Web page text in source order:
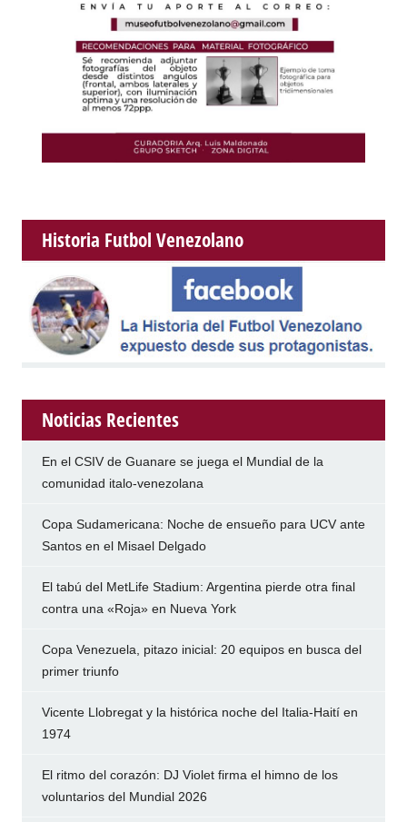
Historia Futbol Venezolano
Noticias Recientes
En el CSIV de Guanare se juega el Mundial de la
comunidad italo-venezolana
Copa Sudamericana: Noche de ensueño para UCV ante
Santos en el Misael Delgado
El tabú del MetLife Stadium: Argentina pierde otra final
contra una «Roja» en Nueva York
Copa Venezuela, pitazo inicial: 20 equipos en busca del
primer triunfo
Vicente Llobregat y la histórica noche del Italia-Haití en
1974
El ritmo del corazón: DJ Violet firma el himno de los
voluntarios del Mundial 2026